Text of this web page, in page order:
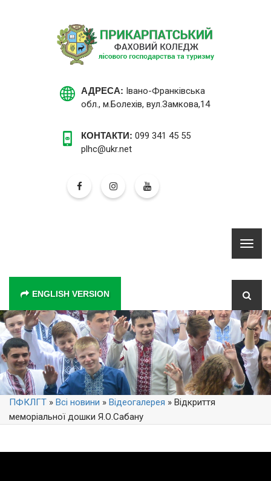
АДРЕСА: Івано-Франківська
обл., м.Болехів, вул.Замкова,14
КОНТАКТИ: 099 341 45 55
plhc@ukr.net
ENGLISH VERSION
ПФКЛГТ » Всі новини » Відеогалерея » Відкриття
меморіальної дошки Я.О.Сабану